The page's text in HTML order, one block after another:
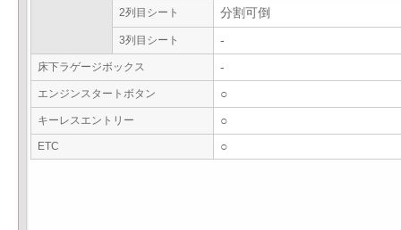
2列目シート 分割可倒
3列目シート -
床下ラゲージボックス -
エンジンスタートボタン ○
キーレスエントリー ○
ETC ○